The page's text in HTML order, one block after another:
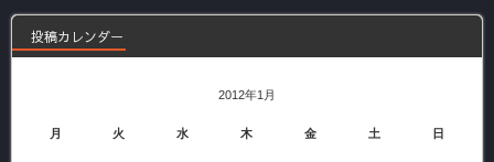
投稿カレンダー
2012年1月
月 火 水 木 金 土 日